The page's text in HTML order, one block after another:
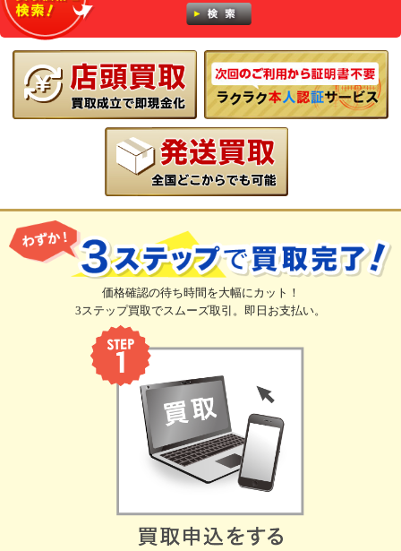
価格確認の待ち時間を大幅にカット！
3ステップ買取でスムーズ取引。即日お支払い。